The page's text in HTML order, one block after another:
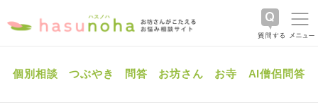
個別相談 つぶやき 問答 お坊さん お寺 AI僧侶問答